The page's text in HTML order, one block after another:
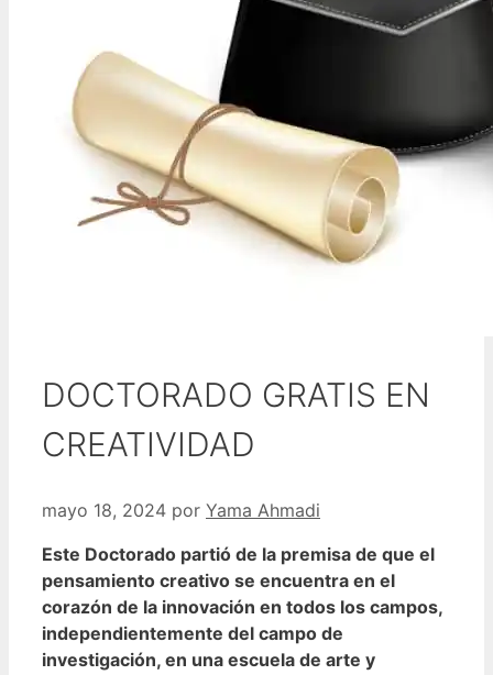
DOCTORADO GRATIS EN
CREATIVIDAD
mayo 18, 2024 por Yama Ahmadi
Este Doctorado partió de la premisa de que el
pensamiento creativo se encuentra en el
corazón de la innovación en todos los campos,
independientemente del campo de
investigación, en una escuela de arte y